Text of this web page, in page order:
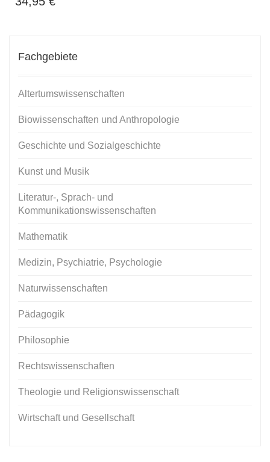
Fachgebiete
Altertumswissenschaften
Biowissenschaften und Anthropologie
Geschichte und Sozialgeschichte
Kunst und Musik
Literatur-, Sprach- und
Kommunikationswissenschaften
Mathematik
Medizin, Psychiatrie, Psychologie
Naturwissenschaften
Pädagogik
Philosophie
Rechtswissenschaften
Theologie und Religionswissenschaft
Wirtschaft und Gesellschaft